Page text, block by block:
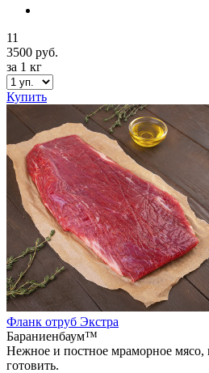
11
3500 руб.
за 1 кг
Купить
Фланк отруб Экстра
Бараниенбаум™
Нежное и постное мраморное мясо,
готовить.